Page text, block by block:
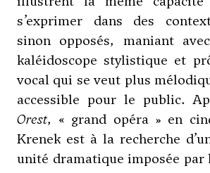
s’exprimer dans des
sinon opposés, maniant
kaléidoscope stylistique et
vocal qui se veut plus
accessible pour le public.
Orest, « grand opéra » en
Krenek est à la recherche
unité dramatique imposée par